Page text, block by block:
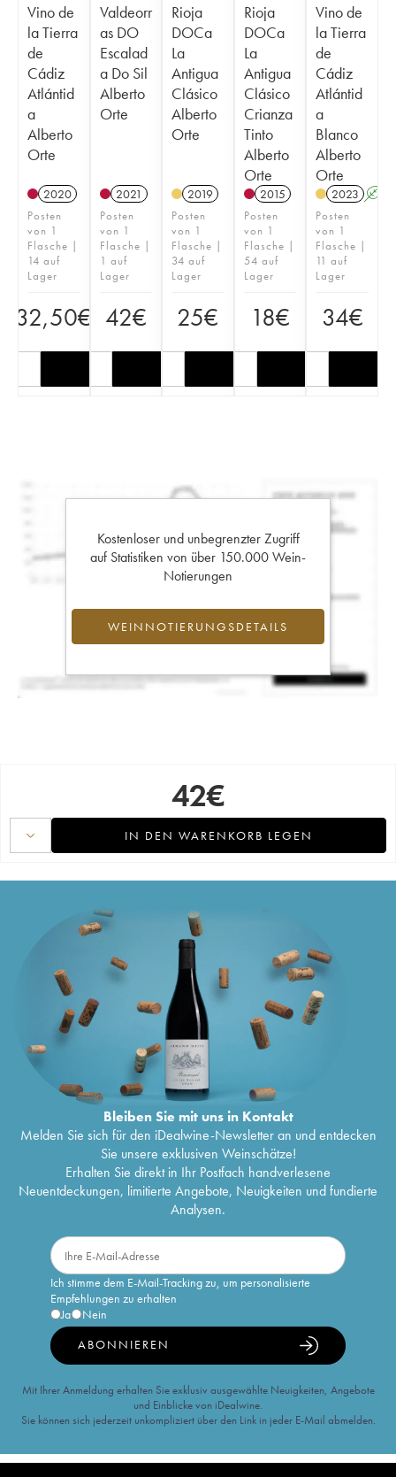
Vino de
la Tierra
de
Cádiz
Atlántid
a
Alberto
Orte
2020
Posten
von 1
Flasche |
14 auf
Lager
32,50€
Valdeorr
as DO
Escalad
a Do Sil
Alberto
Orte
2021
Posten
von 1
Flasche |
1 auf
Lager
42€
Rioja
DOCa
La
Antigua
Clásico
Alberto
Orte
2019
Posten
von 1
Flasche |
34 auf
Lager
25€
Rioja
DOCa
La
Antigua
Clásico
Crianza
Tinto
Alberto
Orte
2015
Posten
von 1
Flasche |
54 auf
Lager
18€
Vino de
la Tierra
de
Cádiz
Atlántid
a
Blanco
Alberto
Orte
2023 A
Posten
von 1
Flasche |
11 auf
Lager
34€
Kostenloser und unbegrenzter Zugriff
auf Statistiken von über 150.000 Wein-
Notierungen
WEINNOTIERUNGSDETAILS
42€
IN DEN WARENKORB LEGEN
Bleiben Sie mit uns in Kontakt
Melden Sie sich für den iDealwine-Newsletter an und entdecken
Sie unsere exklusiven Weinschätze!
Erhalten Sie direkt in Ihr Postfach handverlesene
Neuentdeckungen, limitierte Angebote, Neuigkeiten und fundierte
Analysen.
Ich stimme dem E-Mail-Tracking zu, um personalisierte
Empfehlungen zu erhalten
Ja
Nein
ABONNIEREN
Mit Ihrer Anmeldung erhalten Sie exklusiv ausgewählte Neuigkeiten, Angebote
und Einblicke von iDealwine.
Sie können sich jederzeit unkompliziert über den Link in jeder E-Mail abmelden.